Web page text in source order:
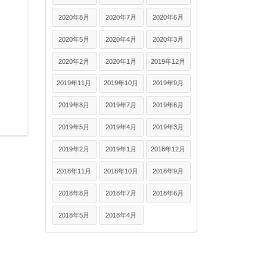
2020年8月 2020年7月 2020年6月
2020年5月 2020年4月 2020年3月
2020年2月 2020年1月 2019年12月
2019年11月 2019年10月 2019年9月
2019年8月 2019年7月 2019年6月
2019年5月 2019年4月 2019年3月
2019年2月 2019年1月 2018年12月
2018年11月 2018年10月 2018年9月
2018年8月 2018年7月 2018年6月
2018年5月 2018年4月